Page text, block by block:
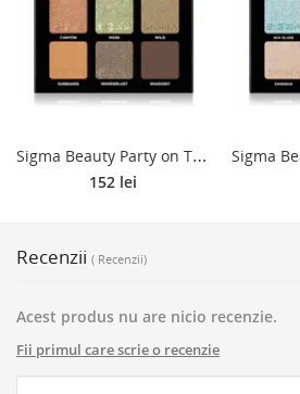
S
igma Beauty Party on The Go paleta farduri de ochi culoare Earthy 9 g
152 lei
Recenzii ( Recenzii)
Acest produs nu are nicio recenzie.
Fii primul care scrie o recenzie